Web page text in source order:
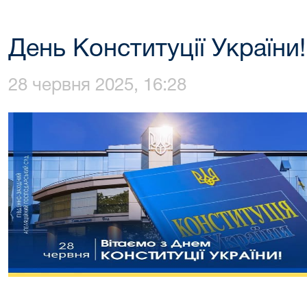
День Конституції України!
28 червня 2025, 16:28